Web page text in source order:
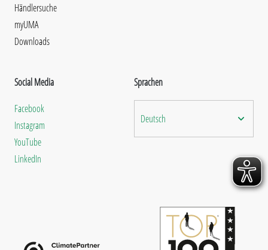
Händlersuche
myUMA
Downloads
Social Media
Facebook
Instagram
YouTube
LinkedIn
Sprachen
Deutsch